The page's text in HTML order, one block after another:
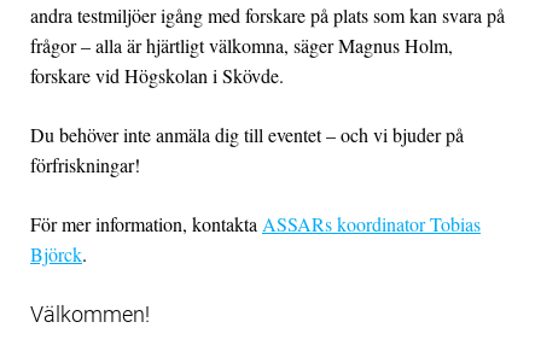
andra testmiljöer igång med forskare på plats som kan svara på
frågor – alla är hjärtligt välkomna, säger Magnus Holm,
forskare vid Högskolan i Skövde.
Du behöver inte anmäla dig till eventet – och vi bjuder på
förfriskningar!
För mer information, kontakta ASSARs koordinator Tobias
Björck.
Välkommen!